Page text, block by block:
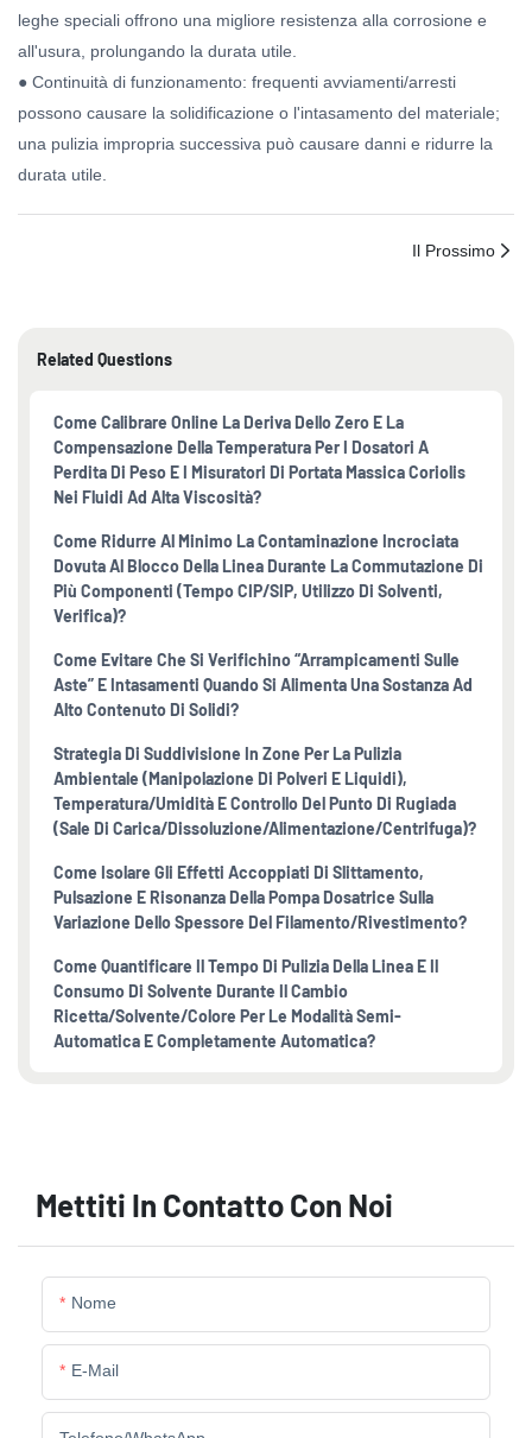
leghe speciali offrono una migliore resistenza alla corrosione e
all'usura, prolungando la durata utile.
● Continuità di funzionamento: frequenti avviamenti/arresti
possono causare la solidificazione o l'intasamento del materiale;
una pulizia impropria successiva può causare danni e ridurre la
durata utile.
Il Prossimo
Related Questions
Come Calibrare Online La Deriva Dello Zero E La
Compensazione Della Temperatura Per I Dosatori A
Perdita Di Peso E I Misuratori Di Portata Massica Coriolis
Nei Fluidi Ad Alta Viscosità?
Come Ridurre Al Minimo La Contaminazione Incrociata
Dovuta Al Blocco Della Linea Durante La Commutazione Di
Più Componenti (tempo CIP/SIP, Utilizzo Di Solventi,
Verifica)?
Come Evitare Che Si Verifichino “arrampicamenti Sulle
Aste” E Intasamenti Quando Si Alimenta Una Sostanza Ad
Alto Contenuto Di Solidi?
Strategia Di Suddivisione In Zone Per La Pulizia
Ambientale (manipolazione Di Polveri E Liquidi),
Temperatura/umidità E Controllo Del Punto Di Rugiada
(sale Di Carica/dissoluzione/alimentazione/centrifuga)?
Come Isolare Gli Effetti Accoppiati Di Slittamento,
Pulsazione E Risonanza Della Pompa Dosatrice Sulla
Variazione Dello Spessore Del Filamento/rivestimento?
Come Quantificare Il Tempo Di Pulizia Della Linea E Il
Consumo Di Solvente Durante Il Cambio
Ricetta/solvente/colore Per Le Modalità Semi-
Automatica E Completamente Automatica?
Mettiti In Contatto Con Noi
Nome
E-Mail